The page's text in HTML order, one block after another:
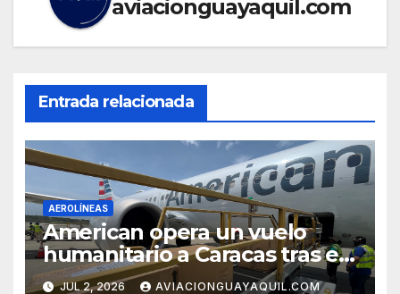
aviacionguayaquil.com
Entrada relacionada
AEROLÍNEAS
American opera un vuelo
humanitario a Caracas tras el
terremoto en Venezuela
JUL 2, 2026 AVIACIONGUAYAQUIL.COM